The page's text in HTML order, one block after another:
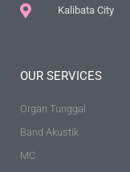
Kalibata City
OUR SERVICES
Organ Tunggal
Band Akustik
MC